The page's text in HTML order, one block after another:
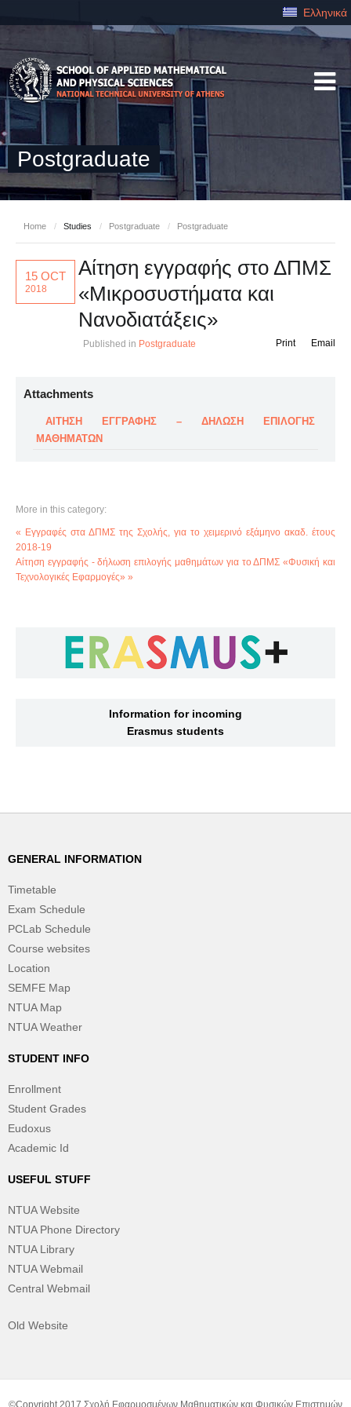
Ελληνικά
Postgraduate
Home / Studies / Postgraduate / Postgraduate
15 OCT
2018
Αίτηση εγγραφής στο ΔΠΜΣ
«Μικροσυστήματα και
Νανοδιατάξεις»
Published in Postgraduate Email
Print
Attachments
ΑΙΤΗΣΗ ΕΓΓΡΑΦΗΣ – ΔΗΛΩΣΗ ΕΠΙΛΟΓΗΣ
ΜΑΘΗΜΑΤΩΝ
More in this category:
« Εγγραφές στα ΔΠΜΣ της Σχολής, για το χειμερινό εξάμηνο ακαδ. έτους
2018-19
Αίτηση εγγραφής - δήλωση επιλογής μαθημάτων για το ΔΠΜΣ «Φυσική και
Τεχνολογικές Εφαρμογές» »
Information for incoming
Erasmus students
GENERAL INFORMATION
Timetable
Exam Schedule
PCLab Schedule
Course websites
Location
SEMFE Map
NTUA Map
NTUA Weather
STUDENT INFO
Enrollment
Student Grades
Eudoxus
Academic Id
USEFUL STUFF
NTUA Website
NTUA Phone Directory
NTUA Library
NTUA Webmail
Central Webmail
Old Website
©Copyright 2017 Σχολή Εφαρμοσμένων Μαθηματικών και Φυσικών Επιστημών